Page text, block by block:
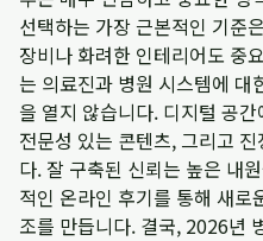
선택하는 가장 근본적인 기준
장비나 화려한 인테리어도 중
는 의료진과 병원 시스템에 대
을 열지 않습니다. 디지털 공
전문성 있는 콘텐츠, 그리고
다. 잘 구축된 신뢰는 높은 내
적인 온라인 후기를 통해 새로
조를 만듭니다. 결국, 2026년